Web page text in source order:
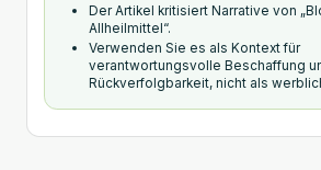
Der Artikel kritisiert Narrative von
Allheilmittel“.
Verwenden Sie es als Kontext für
verantwortungsvolle Beschaffung
Rückverfolgbarkeit, nicht als